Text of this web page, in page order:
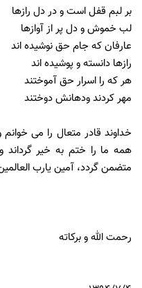
بر لبم قفل است و در دل رازها
لب خموش و دل پر از آوازها
عارفان كه جام حق نوشيده اند
رازها دانسته و پوشيده اند
هر كه را اسرار حق آموختند
مهر كردند ودهانش دوختند
خداوند قادر متعال را مى
همه ما را ختم به خير
متضمن گردد، آمين يارب
رحمت الله و بركاته